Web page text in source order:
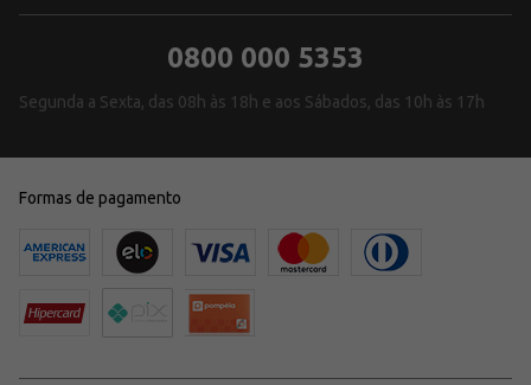
0800 000 5353
Segunda a Sexta, das 08h às 18h e aos Sábados, das 10h às 17h
Formas de pagamento